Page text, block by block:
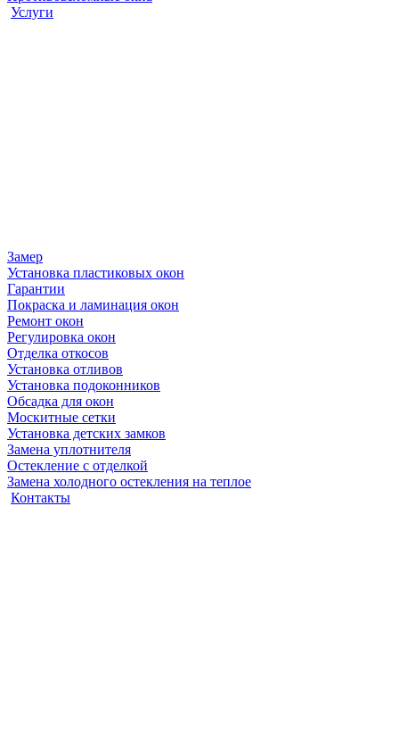
Услуги
Замер
Установка пластиковых окон
Гарантии
Покраска и ламинация окон
Ремонт окон
Регулировка окон
Отделка откосов
Установка отливов
Установка подоконников
Обсадка для окон
Москитные сетки
Установка детских замков
Замена уплотнителя
Остекление с отделкой
Замена холодного остекления на теплое
Контакты